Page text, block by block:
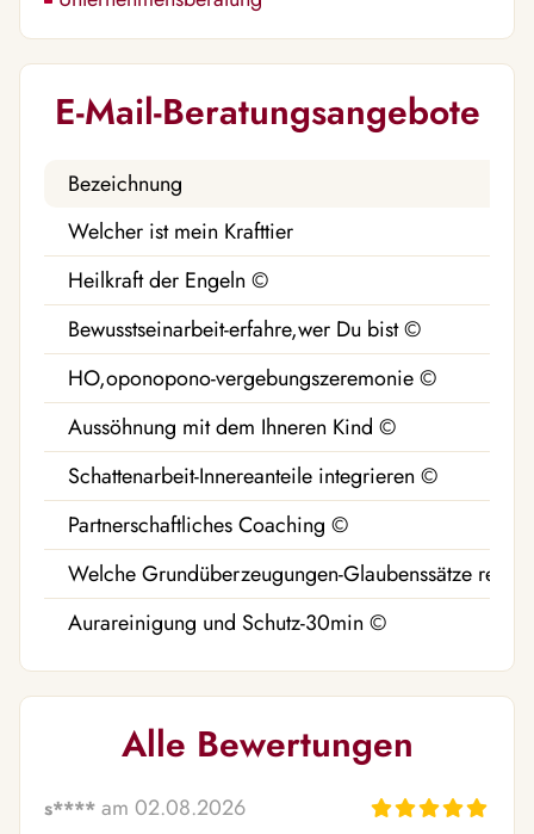
E-Mail-Beratungsangebote
Bezeichnung
Welcher ist mein Krafttier
Heilkraft der Engeln ©
Bewusstseinarbeit-erfahre,wer Du bist ©
HO,oponopono-vergebungszeremonie ©
Aussöhnung mit dem Ihneren Kind ©
Schattenarbeit-Innereanteile integrieren ©
Partnerschaftliches Coaching ©
Welche Grundüberzeugungen-Glaubenssätze
Aurareinigung und Schutz-30min ©
Alle Bewertungen
s**** am 02.08.2026